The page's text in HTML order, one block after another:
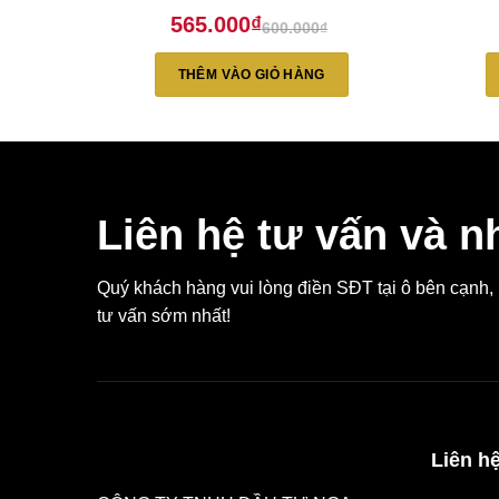
600.000₫
gốc
là:
565.000₫
hiện
tại
THÊM VÀO GIỎ HÀNG
Liên hệ tư vấn và
Quý khách hàng vui lòng điền SĐT tại ô bên
tư vấn sớm nhất!
Liên